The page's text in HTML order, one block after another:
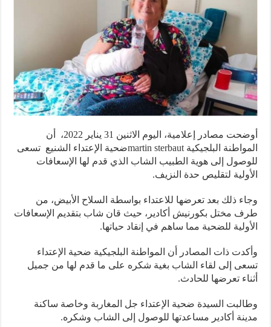
أوضحت مصادر إعلامية، اليوم الاثنين 31 يناير 2022، أن
المواطنة البلجيكية martin sterbautضحية الإعتداء الشنيع تسعى
إلى هوية الطبيب الشاب الذي قدم لها الإسعافات
لتقليص حدة النزيف.
ذلك بعد تعرضها للاعتداء بواسطة السلاح الأبيض، من
مختل بكورنيش أكادير، حيث قان شاب بتقديم الإسعافات
للضحية مما ساهم في إنقاد حياتها.
ذات المصادر أن المواطنة البلجيكية ضحية الإعتداء
إلى لقاء الشاب بغية شكره على ما قدم لها من جميل
تعرضها للحادث.
السيدة ضحية الإعتداء جل المغاربة وخاصة ساكنة
أكادير مساعدتها للوصول إلى الشاب وشكره.